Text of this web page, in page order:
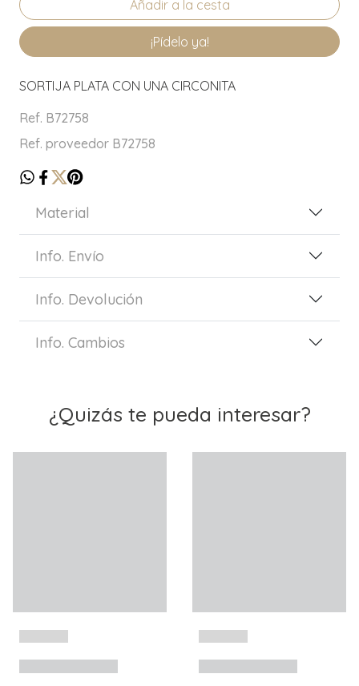
¡Pídelo ya!
SORTIJA PLATA CON UNA CIRCONITA
Ref. B72758
Ref. proveedor B72758
Material
Info. Envío
Info. Devolución
Info. Cambios
¿Quizás te pueda interesar?